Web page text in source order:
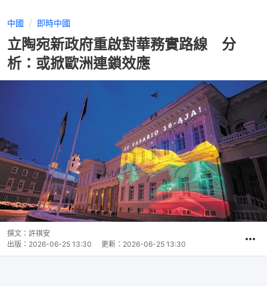
中國 即時中國
立陶宛新政府重啟對華務實路線 分
析：或掀歐洲連鎖效應
撰文： 許祺安
出版： 2026-06-25 13:30 更新： 2026-06-25 13:30